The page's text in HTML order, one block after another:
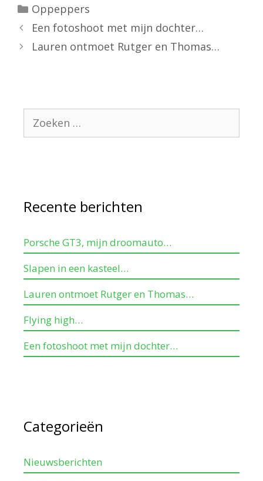
Oppeppers
Een fotoshoot met mijn dochter…
Lauren ontmoet Rutger en Thomas…
Recente berichten
Porsche GT3, mijn droomauto…
Slapen in een kasteel…
Lauren ontmoet Rutger en Thomas…
Flying high…
Een fotoshoot met mijn dochter…
Categorieën
Nieuwsberichten